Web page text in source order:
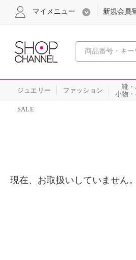
心おど
マイメニュー 新規会員
ジュエリー ファッション
靴
小物
SALE
現在、お取扱いしていません。